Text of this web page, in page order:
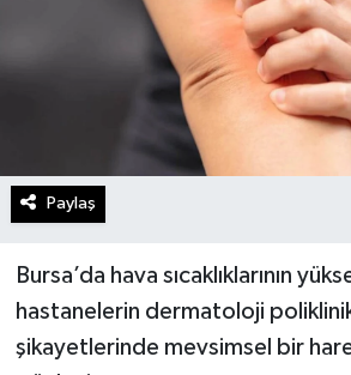
Paylaş
Bursa’da hava sıcaklıklarının
hastanelerin dermatoloji
şikayetlerinde mevsimsel bir